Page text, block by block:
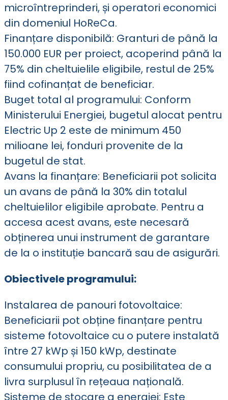
microîntreprinderi, și operatori economici
din domeniul HoReCa.
Finanțare disponibilă: Granturi de până la
150.000 EUR per proiect, acoperind până la
75% din cheltuielile eligibile, restul de 25%
fiind cofinanțat de beneficiar.
Buget total al programului: Conform
Ministerului Energiei, bugetul alocat pentru
Electric Up 2 este de minimum 450
milioane lei, fonduri provenite de la
bugetul de stat.
Avans la finanțare: Beneficiarii pot solicita
un avans de până la 30% din totalul
cheltuielilor eligibile aprobate. Pentru a
accesa acest avans, este necesară
obținerea unui instrument de garantare
de la o instituție bancară sau de asigurări.
Obiectivele programului:
Instalarea de panouri fotovoltaice:
Beneficiarii pot obține finanțare pentru
sisteme fotovoltaice cu o putere instalată
între 27 kWp și 150 kWp, destinate
consumului propriu, cu posibilitatea de a
livra surplusul în rețeaua națională.
Sisteme de stocare a energiei: Este